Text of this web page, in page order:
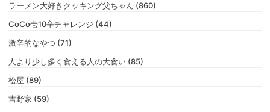
ラーメン大好きクッキング父ちゃん (860)
CoCo壱10辛チャレンジ (44)
激辛的なやつ (71)
人より少し多く食える人の大食い (85)
松屋 (89)
吉野家 (59)